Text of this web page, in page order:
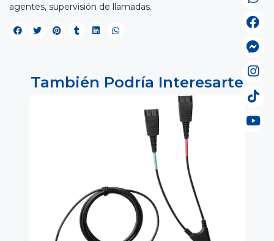
agentes, supervisión de llamadas.
También Podría Interesarte